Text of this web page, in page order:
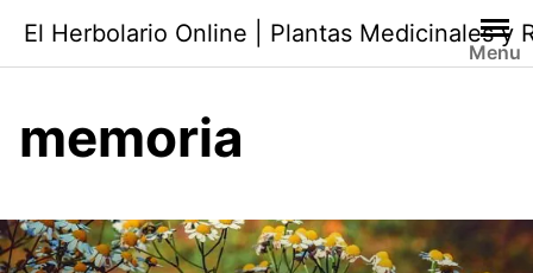
contenido
El Herbolario Online | Plantas Medicinales y
Menu
memoria